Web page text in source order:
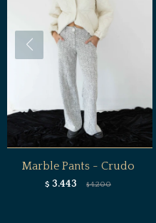
Marble Pants - Crudo
$ 3.443 $ 4.200